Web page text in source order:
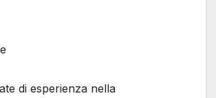
di esperienza nella